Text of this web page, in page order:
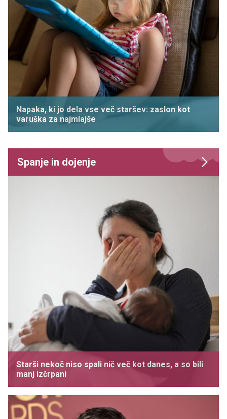
Napaka, ki jo dela vse več staršev: zaslon kot
varuška za najmlajše
Spanje in dojenje
Starši nekoč niso spali nič več kot danes, a so bili
manj izčrpani